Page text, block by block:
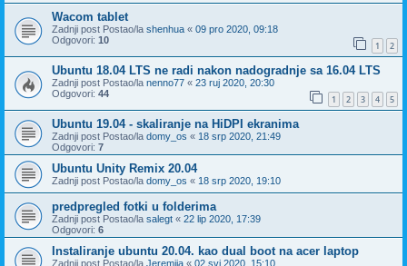
Wacom tablet
Zadnji post Postao/la shenhua « 09 pro 2020, 09:18
Odgovori: 10 1 2
Ubuntu 18.04 LTS ne radi nakon nadogradnje sa 16.04 LTS
Zadnji post Postao/la nenno77 « 23 ruj 2020, 20:30
Odgovori: 44 1 2 3 4 5
Ubuntu 19.04 - skaliranje na HiDPI ekranima
Zadnji post Postao/la domy_os « 18 srp 2020, 21:49
Odgovori: 7
Ubuntu Unity Remix 20.04
Zadnji post Postao/la domy_os « 18 srp 2020, 19:10
predpregled fotki u folderima
Zadnji post Postao/la salegt « 22 lip 2020, 17:39
Odgovori: 6
Instaliranje ubuntu 20.04. kao dual boot na acer laptop
Zadnji post Postao/la Jeremija « 02 svi 2020, 15:10